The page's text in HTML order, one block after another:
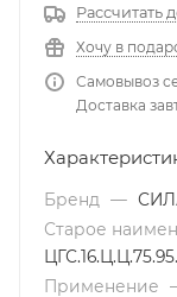
Рассчитать
Хочу в
Самовывоз
Доставка
Бренд —
Старое
Применение